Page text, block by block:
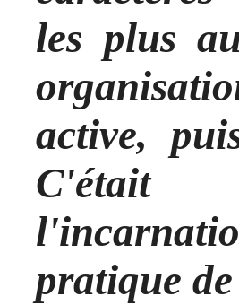
les plus
active,
C'était
pratique